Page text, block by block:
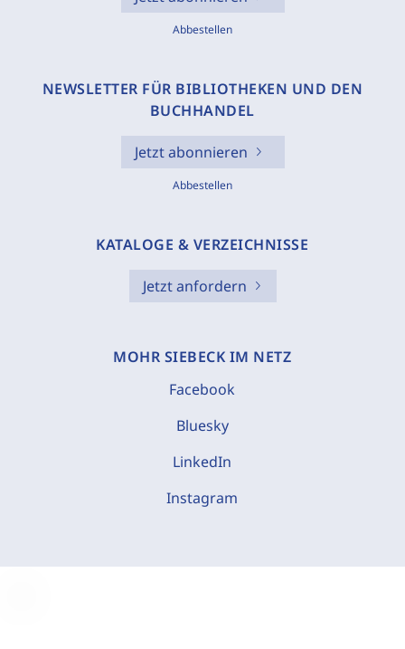
Abbestellen
NEWSLETTER FÜR BIBLIOTHEKEN UND DEN
BUCHHANDEL
Jetzt abonnieren
Abbestellen
KATALOGE & VERZEICHNISSE
Jetzt anfordern
MOHR SIEBECK IM NETZ
Facebook
Bluesky
LinkedIn
Instagram